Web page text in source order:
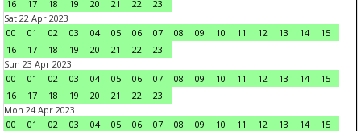
16
17 18 19 20 21 22
23
Sat 22 Apr 2023
00
01 02 03 04 05 06 07 08 09 10 11 12 13 14
15
16
17 18 19 20 21 22
23
Sun 23 Apr 2023
00
01 02 03 04 05 06 07 08 09 10 11 12 13 14
15
16
17 18 19 20 21 22
23
Mon 24 Apr 2023
00
01 02 03 04 05 06 07 08 09 10 11 12 13 14
15